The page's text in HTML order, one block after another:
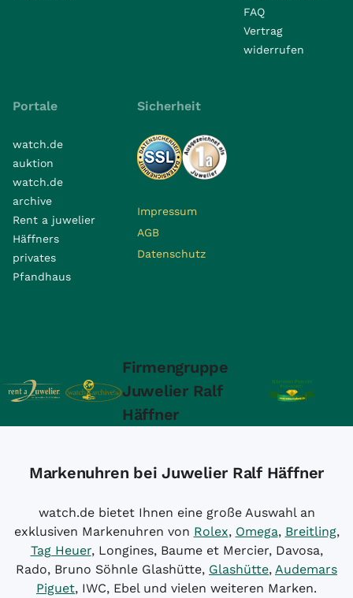
FAQ
Vertrag
widerrufen
Portale
watch.de
auktion
watch.de
archive
Rent a juwelier
Häffners
privates
Pfandhaus
Sicherheit
Impressum
AGB
Datenschutz
Firmengruppe
Juwelier Ralf
Häffner
Markenuhren bei Juwelier Ralf Häffner
watch.de bietet Ihnen eine große Auswahl an
exklusiven Markenuhren von Rolex, Omega, Breitling,
Tag Heuer, Longines, Baume et Mercier, Davosa,
Rado, Bruno Söhnle Glashütte, Glashütte, Audemars
Piguet, IWC, Ebel und vielen weiteren Marken.